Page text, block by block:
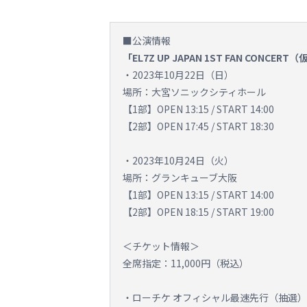
■公演情報
「EL7Z UP JAPAN 1ST FAN CONCERT（
・2023年10月22日（日）
場所：大宮ソニックシティホール
【1部】OPEN 13:15 / START 14:00
【2部】OPEN 17:45 / START 18:30
・2023年10月24日（火）
場所：グランキューブ大阪
【1部】OPEN 13:15 / START 14:00
【2部】OPEN 18:15 / START 19:00
＜チケット情報＞
全席指定：11,000円（税込）
・ローチケ オフィシャル最速先行（抽選）